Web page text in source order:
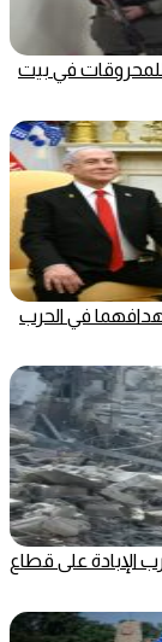
في بيت
أهدافهما في الحرب
منذ بدء حرب الإبادة على قطاع